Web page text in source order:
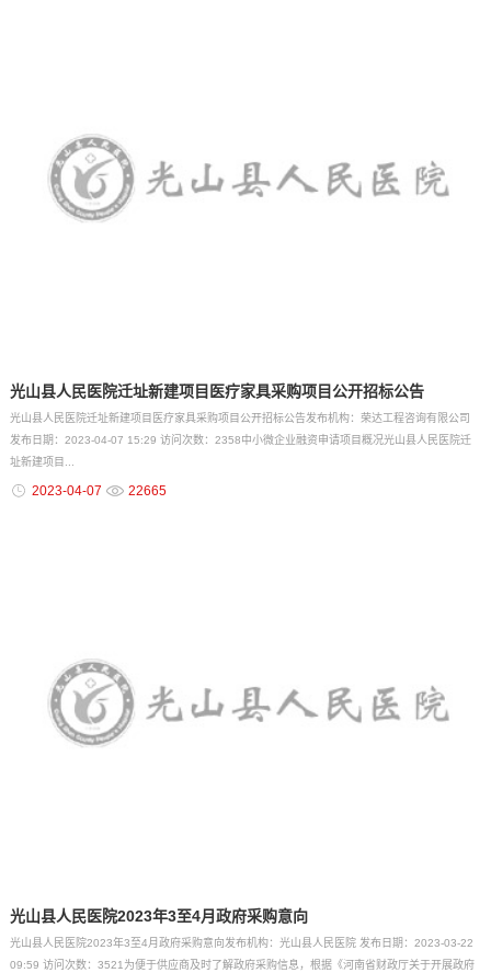
光山县人民医院迁址新建项目医疗家具采购项目公开招标公告
光山县人民医院迁址新建项目医疗家具采购项目公开招标公告发布机构：荣达工程咨询有限公司
发布日期：2023-04-07 15:29 访问次数：2358中小微企业融资申请项目概况光山县人民医院迁
址新建项目...
2023-04-07 22665
光山县人民医院2023年3至4月政府采购意向
光山县人民医院2023年3至4月政府采购意向发布机构：光山县人民医院 发布日期：2023-03-22
09:59 访问次数：3521为便于供应商及时了解政府采购信息，根据《河南省财政厅关于开展政府